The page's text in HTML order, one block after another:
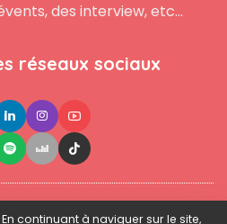
des interview, etc...
réseaux sociaux
● L'équipe ● Mentions légales
continuant à naviguer sur le site,